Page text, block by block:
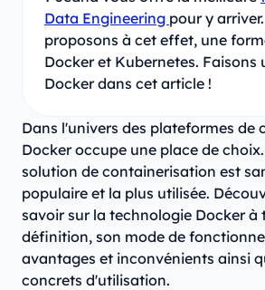
Data Engineering pour y
proposons à cet effet, une
Docker et Kubernetes. Faisons
Docker dans cet article !
Dans l'univers des plateformes de
Docker occupe une place de
solution de containerisation est
populaire et la plus utilisée.
savoir sur la technologie Docker à
définition, son mode de
avantages et inconvénients ainsi
concrets d'utilisation.